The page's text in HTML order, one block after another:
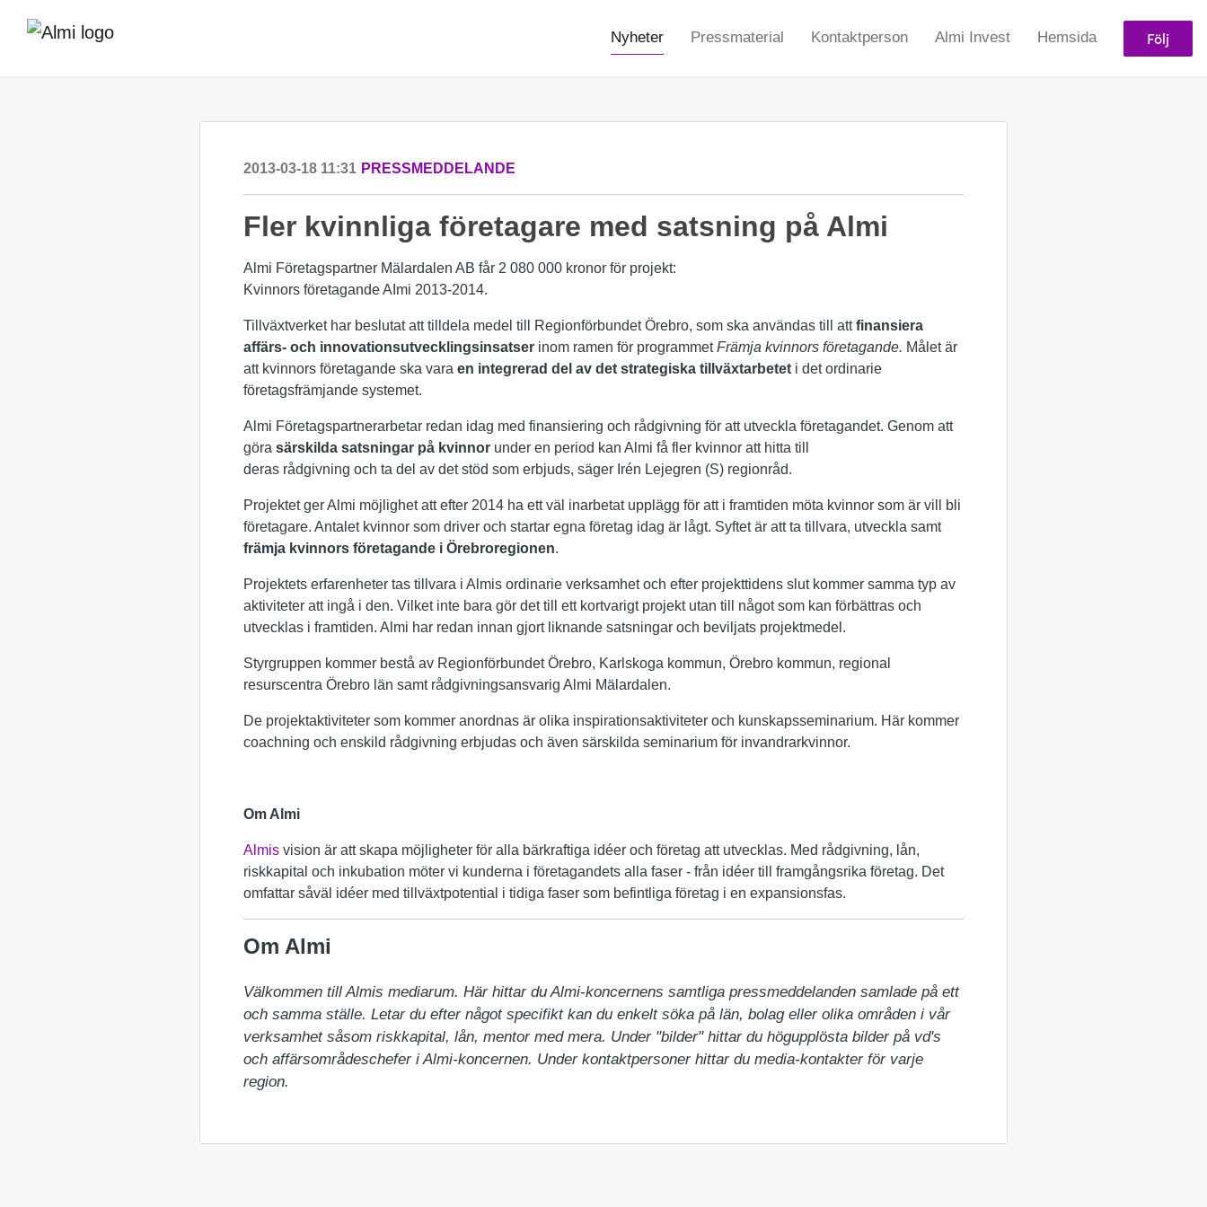
Nyheter Pressmaterial Kontaktperson Almi Invest Hemsida Följ
2013-03-18 11:31 PRESSMEDDELANDE
Fler kvinnliga företagare med satsning på Almi
Almi Företagspartner Mälardalen AB får 2 080 000 kronor för projekt:
Kvinnors företagande AImi 2013-2014.
Tillväxtverket har beslutat att tilldela medel till Regionförbundet Örebro, som ska användas till attfinansiera
affärs- och innovationsutvecklingsinsatser inom ramen för programmetFrämja kvinnors företagande. Målet är
att kvinnors företagande ska vara en integrerad del av det strategiska tillväxtarbetet i det ordinarie
företagsfrämjande systemet.
Almi Företagspartnerarbetar redan idag med finansiering och rådgivning för att utveckla företagandet. Genom att
göra särskilda satsningar på kvinnor under en period kan Almi få fler kvinnor att hitta till
deras rådgivning och ta del av det stöd som erbjuds, säger Irén Lejegren (S) regionråd.
Projektet ger Almi möjlighet att efter 2014 ha ett väl inarbetat upplägg för att i framtiden möta kvinnor som är vill bli
företagare. Antalet kvinnor som driver och startar egna företag idag är lågt. Syftet är att ta tillvara, utveckla samt
främja kvinnors företagande i Örebroregionen.
Projektets erfarenheter tas tillvara i Almis ordinarie verksamhet och efter projekttidens slut kommer samma typ av
aktiviteter att ingå i den. Vilket inte bara gör det till ett kortvarigt projekt utan till något som kan förbättras och
utvecklas i framtiden. Almi har redan innan gjort liknande satsningar och beviljats projektmedel.
Styrgruppen kommer bestå av Regionförbundet Örebro, Karlskoga kommun, Örebro kommun, regional
resurscentra Örebro län samt rådgivningsansvarig Almi Mälardalen.
De projektaktiviteter som kommer anordnas är olika inspirationsaktiviteter och kunskapsseminarium. Här kommer
coachning och enskild rådgivning erbjudas och även särskilda seminarium för invandrarkvinnor.
Om Almi
Almis vision är att skapa möjligheter för alla bärkraftiga idéer och företag att utvecklas. Med rådgivning, lån,
riskkapital och inkubation möter vi kunderna i företagandets alla faser - från idéer till framgångsrika företag. Det
omfattar såväl idéer med tillväxtpotential i tidiga faser som befintliga företag i en expansionsfas.
Om Almi
Välkommen till Almis mediarum. Här hittar du Almi-koncernens samtliga pressmeddelanden samlade på ett
och samma ställe. Letar du efter något specifikt kan du enkelt söka på län, bolag eller olika områden i vår
verksamhet såsom riskkapital, lån, mentor med mera. Under "bilder" hittar du högupplösta bilder på vd's
och affärsområdeschefer i Almi-koncernen. Under kontaktpersoner hittar du media-kontakter för varje
region.